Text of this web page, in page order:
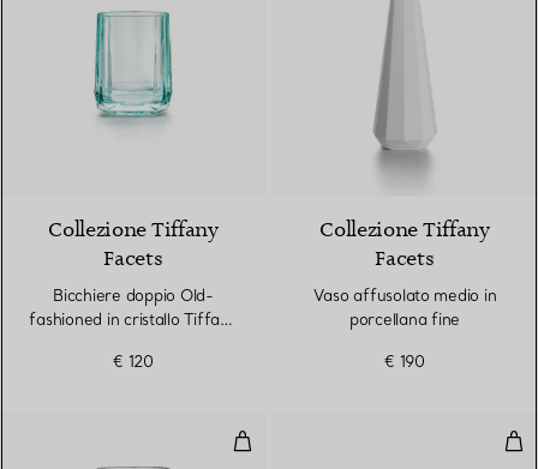
2 Colori
Collezione Tiffany
Facets
Bicchiere doppio Old-
fashioned in cristallo Tiffany
€ 120
Collezione Tiffany
Facets
Vaso affusolato medio in
porcellana fine
€ 190
Bicchiere Highball True in